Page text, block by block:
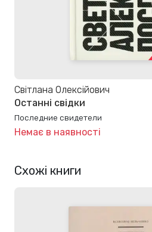
Світлана Олексійович
Останні свідки
Последние свидетели
Немає в наявності
Схожі книги